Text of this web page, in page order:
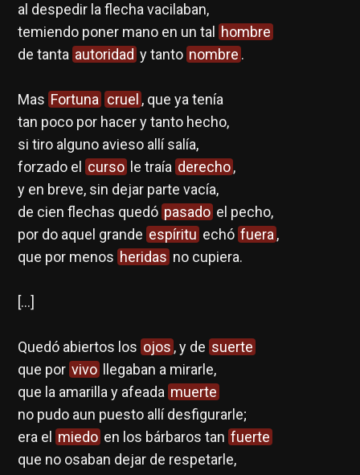
al despedir la flecha vacilaban,
temiendo poner mano en un tal
hombre
de tanta autoridad y tanto nombre .
Mas Fortuna cruel , que ya tenía
tan poco por hacer y tanto hecho,
si tiro alguno avieso allí salía,
forzado el
curso le traía derecho,
y en breve, sin dejar parte vacía,
de cien flechas quedó pasado el pecho,
por do aquel grande espíritu echó fuera,
que por menos heridas no cupiera.
[…]
Quedó abiertos los ojos , y de suerte
que por vivo
llegaban a mirarle,
que la amarilla y afeada muerte
no pudo aun puesto allí desfigurarle;
era el
miedo en los bárbaros tan fuerte
que no osaban dejar de respetarle,